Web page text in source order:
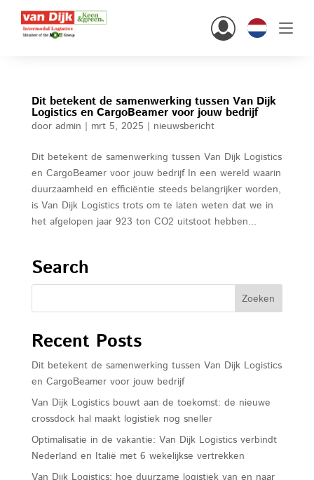
Klanten
Personeel
Nederlands
oplossingen
vacatures
nieuws
contact
Dit betekent de samenwerking tussen Van Dijk
Logistics en CargoBeamer voor jouw bedrijf
door admin | mrt 5, 2025 | nieuwsbericht
Dit betekent de samenwerking tussen Van Dijk Logistics
en CargoBeamer voor jouw bedrijf In een wereld waarin
duurzaamheid en efficiëntie steeds belangrijker worden,
is Van Dijk Logistics trots om te laten weten dat we in
het afgelopen jaar 923 ton CO2 uitstoot hebben...
Search
Recent Posts
Dit betekent de samenwerking tussen Van Dijk Logistics
en CargoBeamer voor jouw bedrijf
Van Dijk Logistics bouwt aan de toekomst: de nieuwe
crossdock hal maakt logistiek nog sneller
Optimalisatie in de vakantie: Van Dijk Logistics verbindt
Nederland en Italië met 6 wekelijkse vertrekken
Van Dijk Logistics: hoe duurzame logistiek van en naar